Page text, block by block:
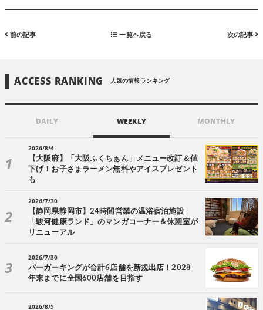
前の記事 一覧へ戻る 次の記事
ACCESS RANKING 人気の情報ランキング
DAILY WEEKLY MONTHLY
2026/8/4
【大阪府】「大阪ふくちぁん」メニュー改訂＆値
下げ！お子さまラーメン無料やアイスプレゼント
も
2026/7/30
【静岡県静岡市】24時間営業の温浴宿泊施設
「駿河健康ランド」のマンガコーナー＆休憩室が
リニューアル
2026/7/30
バーガーキングが合計6店舗を新規出店！2028
年末までに全国600店舗を目指す
2026/8/5